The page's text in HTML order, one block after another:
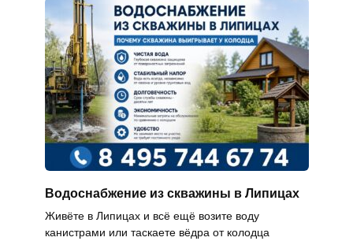
Водоснабжение из скважины в Липицах
Живёте в Липицах и всё ещё возите воду
канистрами или таскаете вёдра от колодца